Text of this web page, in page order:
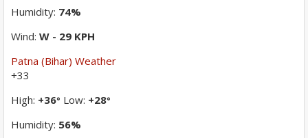
Humidity: 74%
Wind: W - 29 KPH
Patna (Bihar) Weather
+33
High: +36° Low: +28°
Humidity: 56%